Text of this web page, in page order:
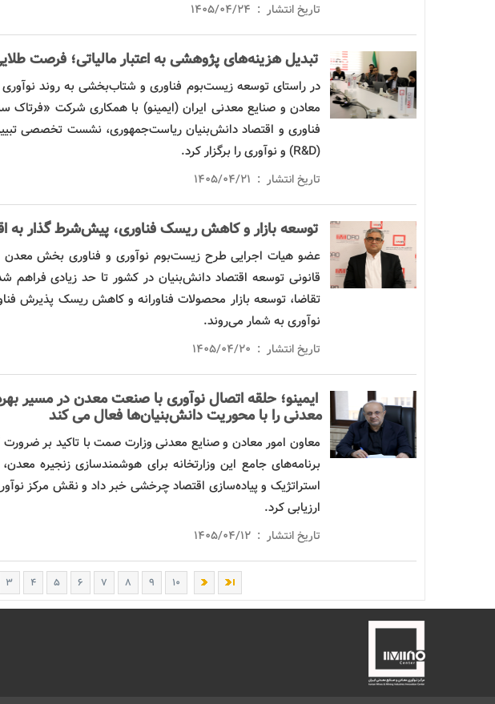
تاریخ انتشار : ۱۴۰۵/۰۴/۲۴
تبدیل هزینه‌های پژوهشی به اعتبار مالیاتی؛ فرصت
در راستای توسعه زیست‌بوم فناوریو شتاب‌بخشی به روند
معادن و صنایع معدنی ایران (ایمینو) با همکاری شرکت
فناوری و اقتصاد دانش‌بنیان ریاست‌جمهوری، نشست تخصصی
(R&D) و نوآوری را برگزار کرد.
تاریخ انتشار : ۱۴۰۵/۰۴/۲۱
توسعهبازارو کاهشریسکفناوری، پیش‌شرط گذار به
عضو هیات اجرایی طرح زیست‌بوم نوآوری و فناوریبخش معدن و
قانونی توسعه اقتصاددانش‌بنیان در کشور تا حد زیادی فراهم
تقاضا، توسعهبازارمحصولات فناورانه و کاهشریسک پذیرش
نوآوری به شمار می‌روند.
تاریخ انتشار : ۱۴۰۵/۰۴/۲۰
ایمینو؛ حلقه اتصالنوآوریبا صنعتمعدندر مسیر
معدنی را با محوریت دانش‌بنیان‌ها فعال می کند
معاون امور معادن و صنایع معدنی وزارت صمت با تاکید بر
برنامه‌های جامع این وزارتخانه برای هوشمندسازی زنجیره
استراتژیک و پیاده‌سازی اقتصاد چرخشی خبر داد و نقش مرکز
ارزیابی کرد.
تاریخ انتشار : ۱۴۰۵/۰۴/۱۲
۳ ۴ ۵ ۶ ۷ ۸ ۹ ۱۰